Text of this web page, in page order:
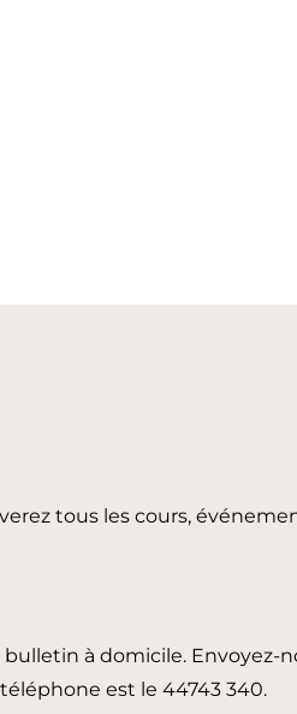
tous les cours,
à domicile. Envoyez-
est le 44743 340.